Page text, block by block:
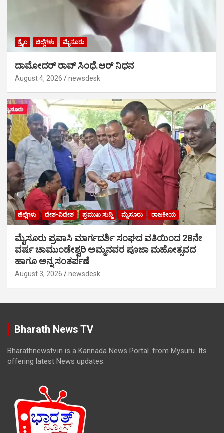
ಕ್ರೈಂ ಜಿಲ್ಲೆಗಳು ಮೈಸೂರು
ದಾಮೋದರ್ ರಾವ್ ಸಿಂಧೆ.ಆರ್ ನಿಧನ
August 4, 2026 newsdesk
ಜಿಲ್ಲೆಗಳು ದೇಶ-ವಿದೇಶ ಪ್ರಮುಖ ಸುದ್ದಿ ಮೈಸೂರು ರಾಜಕೀಯ
ಮೈಸೂರು ಪ್ರವಾಸಿ ಮಾರ್ಗದರ್ಶಿ ಸಂಘದ ವತಿಯಿಂದ 28ನೇ
ವರ್ಷ ಚಾಮುಂಡೇಶ್ವರಿ ಅಮ್ಮನವರ ಪೂಜಾ ಮಹೋತ್ಸವದ
ಹಾಗೂ ಅನ್ನ ಸಂತರ್ಪಣೆ
August 3, 2026 newsdesk
Bharath News TV
Bharathnewstv.in is a Kannada News Portal. from Mysuru. Its
offering latest News updates.